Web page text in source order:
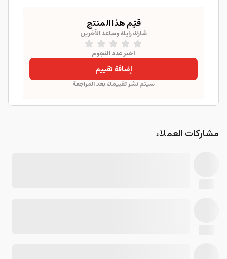
قيّم هذا المنتج
شارك رأيك وساعد الآخرين
اختر عدد النجوم
إضافة تقييم
سيتم نشر تقييمك بعد المراجعة
مشاركات العملاء